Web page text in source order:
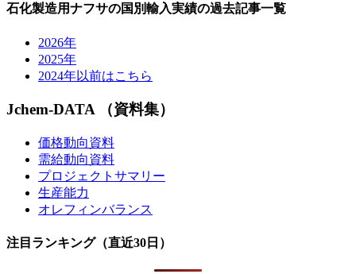
石化製造用ナフサの国別輸入実績の過去記事一覧
2026年
2025年
2024年以前はこちら
Jchem-DATA （資料集）
価格動向資料
需給動向資料
プロジェクトサマリー
生産能力
オレフィンバランス
注目ランキング（直近30日）